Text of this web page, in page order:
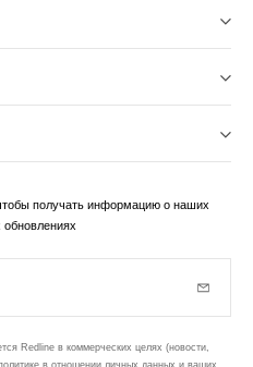
получать информацию о наших
обновлениях
Redline в коммерческих целях (новости,